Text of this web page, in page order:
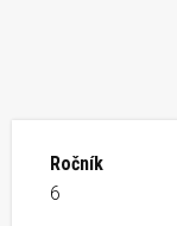
Ročník
6